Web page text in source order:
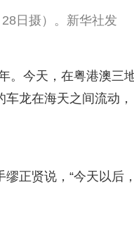
日摄）。新华社发
。今天，在粤港澳三
龙在海天之间流动，
正贤说，“今天以后